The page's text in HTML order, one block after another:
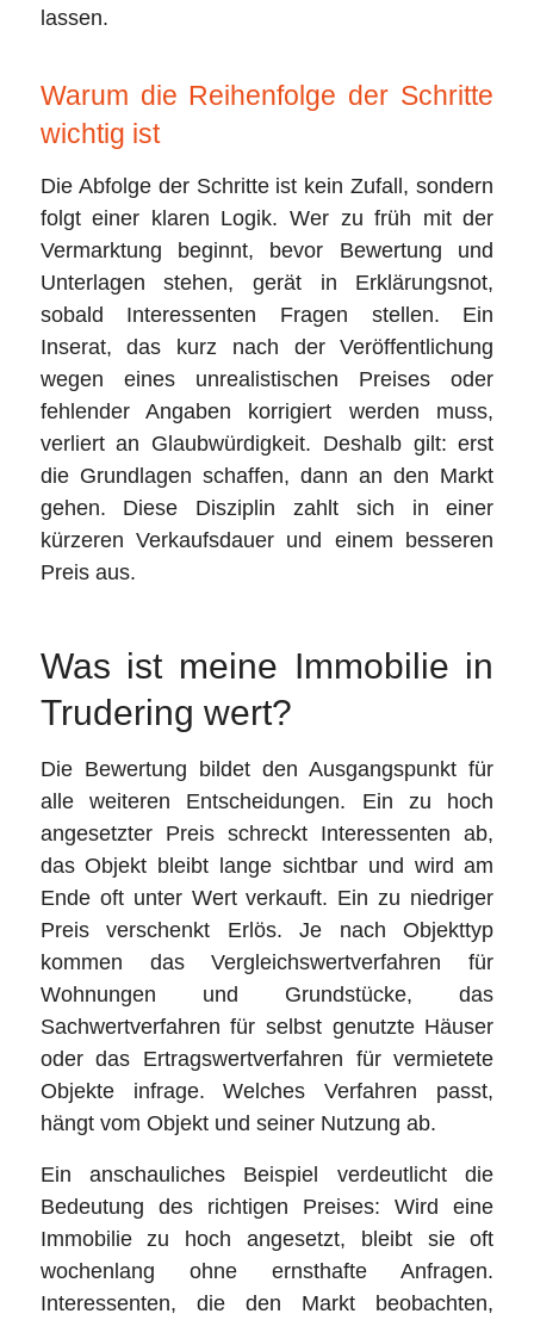
lassen.
Warum die Reihenfolge der Schritte
wichtig ist
Die Abfolge der Schritte ist kein Zufall, sondern
folgt einer klaren Logik. Wer zu früh mit der
Vermarktung beginnt, bevor Bewertung und
Unterlagen stehen, gerät in Erklärungsnot,
sobald Interessenten Fragen stellen. Ein
Inserat, das kurz nach der Veröffentlichung
wegen eines unrealistischen Preises oder
fehlender Angaben korrigiert werden muss,
verliert an Glaubwürdigkeit. Deshalb gilt: erst
die Grundlagen schaffen, dann an den Markt
gehen. Diese Disziplin zahlt sich in einer
kürzeren Verkaufsdauer und einem besseren
Preis aus.
Was ist meine Immobilie in
Trudering wert?
Die Bewertung bildet den Ausgangspunkt für
alle weiteren Entscheidungen. Ein zu hoch
angesetzter Preis schreckt Interessenten ab,
das Objekt bleibt lange sichtbar und wird am
Ende oft unter Wert verkauft. Ein zu niedriger
Preis verschenkt Erlös. Je nach Objekttyp
kommen das Vergleichswertverfahren für
Wohnungen und Grundstücke, das
Sachwertverfahren für selbst genutzte Häuser
oder das Ertragswertverfahren für vermietete
Objekte infrage. Welches Verfahren passt,
hängt vom Objekt und seiner Nutzung ab.
Ein anschauliches Beispiel verdeutlicht die
Bedeutung des richtigen Preises: Wird eine
Immobilie zu hoch angesetzt, bleibt sie oft
wochenlang ohne ernsthafte Anfragen.
Interessenten, die den Markt beobachten,